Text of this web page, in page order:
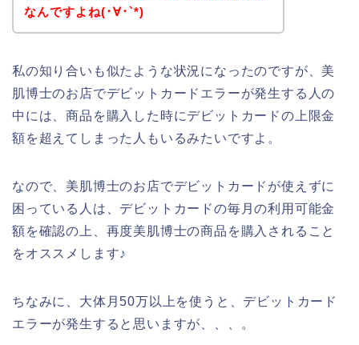
なんですよね(･∀･`*)
私の知り合いも似たような状況になったのですが、美
肌博士のお店でデビットカードエラーが発生する人の
中には、商品を購入した時にデビットカードの上限金
額を超えてしまった人もいるみたいですよ。
なので、美肌博士のお店でデビットカードが使えずに
困っている人は、デビットカードの毎月の利用可能金
額を確認の上、再度美肌博士の商品を購入されること
をオススメします♪
ちなみに、大体月50万以上を使うと、デビットカード
エラーが発生すると思いますが、、、。